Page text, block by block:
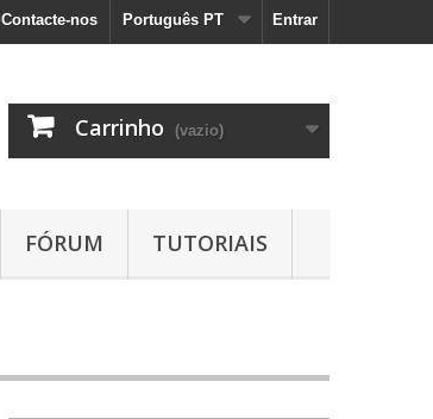
Entrar
Português PT
Contacte-nos
Carrinho (vazio)
FÓRUM TUTORIAIS